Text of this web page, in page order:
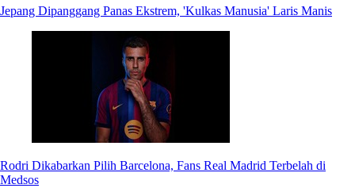
Jepang Dipanggang Panas Ekstrem, 'Kulkas Manusia' Laris Manis
Rodri Dikabarkan Pilih Barcelona, Fans Real Madrid Terbelah di
Medsos